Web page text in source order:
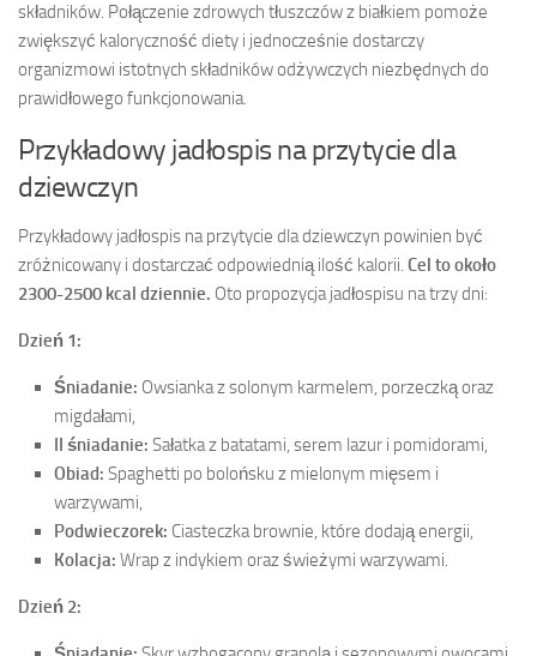
składników. Połączenie zdrowych tłuszczów z białkiem pomoże
zwiększyć kaloryczność diety i jednocześnie dostarczy
organizmowi istotnych składników odżywczych niezbędnych do
prawidłowego funkcjonowania.
Przykładowy jadłospis na przytycie dla
dziewczyn
Przykładowy jadłospis na przytycie dla dziewczyn powinien być
zróżnicowany i dostarczać odpowiednią ilość kalorii. Cel to około
2300-2500 kcal dziennie. Oto propozycja jadłospisu na trzy dni:
Dzień 1:
Śniadanie: Owsianka z solonym karmelem, porzeczką oraz
migdałami,
II śniadanie: Sałatka z batatami, serem lazur i pomidorami,
Obiad: Spaghetti po bolońsku z mielonym mięsem i
warzywami,
Podwieczorek: Ciasteczka brownie, które dodają energii,
Kolacja: Wrap z indykiem oraz świeżymi warzywami.
Dzień 2: